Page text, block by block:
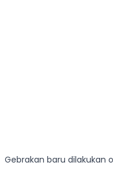
Gebrakan baru dilakukan